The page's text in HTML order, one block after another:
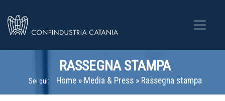
RASSEGNA STAMPA
Sei qui: Home» Media & Press» Rassegna stampa